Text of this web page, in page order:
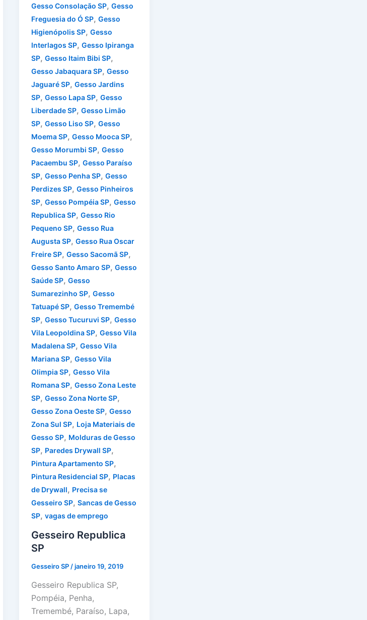
Gesso Consolação SP,Gesso
Freguesia do Ó SP,Gesso
Higienópolis SP,Gesso
Interlagos SP,Gesso Ipiranga
SP,Gesso Itaim Bibi SP,
Gesso Jabaquara SP,Gesso
Jaguaré SP,Gesso Jardins
SP,Gesso Lapa SP,Gesso
Liberdade SP,Gesso Limão
SP,Gesso Liso SP,Gesso
Moema SP,Gesso Mooca SP,
Gesso Morumbi SP,Gesso
Pacaembu SP,Gesso Paraíso
SP,Gesso Penha SP,Gesso
Perdizes SP,Gesso Pinheiros
SP,Gesso Pompéia SP,Gesso
Republica SP,Gesso Rio
Pequeno SP,Gesso Rua
Augusta SP,Gesso Rua Oscar
Freire SP,Gesso Sacomã SP,
Gesso Santo Amaro SP,Gesso
Saúde SP,Gesso
Sumarezinho SP,Gesso
Tatuapé SP,Gesso Tremembé
SP,Gesso Tucuruvi SP,Gesso
Vila Leopoldina SP,Gesso Vila
Madalena SP,Gesso Vila
Mariana SP,Gesso Vila
Olimpia SP,Gesso Vila
Romana SP,Gesso Zona Leste
SP,Gesso Zona Norte SP,
Gesso Zona Oeste SP,Gesso
Zona Sul SP, Loja Materiais de
Gesso SP, Molduras de Gesso
SP, Paredes Drywall SP,
Pintura Apartamento SP,
Pintura Residencial SP, Placas
de Drywall, Precisa se
Gesseiro SP,Sancas de Gesso
SP,vagas de emprego
Gesseiro Republica
SP
Gesseiro SP /janeiro 19, 2019
Gesseiro Republica SP,
Pompéia, Penha,
Tremembé, Paraíso, Lapa,